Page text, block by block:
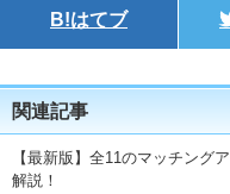
B!はてブ
関連記事
【最新版】全11のマッチング
解説！